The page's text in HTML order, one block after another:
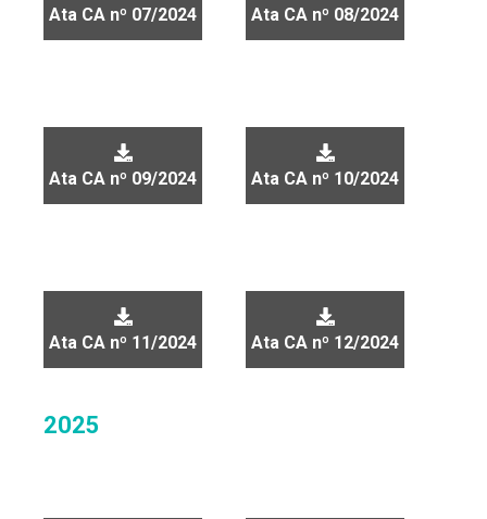
Ata CA nº 07/2024 Ata CA nº 08/2024
Ata CA nº 09/2024 Ata CA nº 10/2024
Ata CA nº 11/2024 Ata CA nº 12/2024
2025